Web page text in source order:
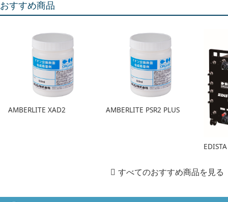
おすすめ商品
AMBERLITE XAD2 AMBERLITE PSR2 PLUS
すべてのおすすめ商品を見る